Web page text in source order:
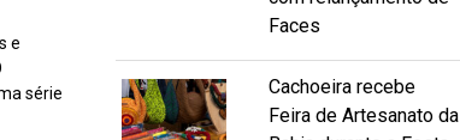
e
série
Faces
Cachoeira recebe
Feira de Artesanato da